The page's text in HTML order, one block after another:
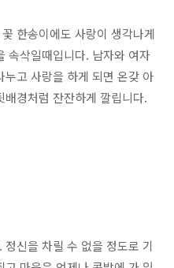
한송이에도 사랑이 생각나게
속삭일때입니다. 남자와 여자
고 사랑을 하게 되면 온갖 아
경처럼 잔잔하게 깔립니다.
신을 차릴 수 없을 정도로 기